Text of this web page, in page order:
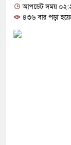
দিলেন জামায়াত
আপডেট সময়
৪৩৬ বার পড়া